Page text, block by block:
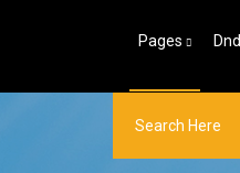
Pages